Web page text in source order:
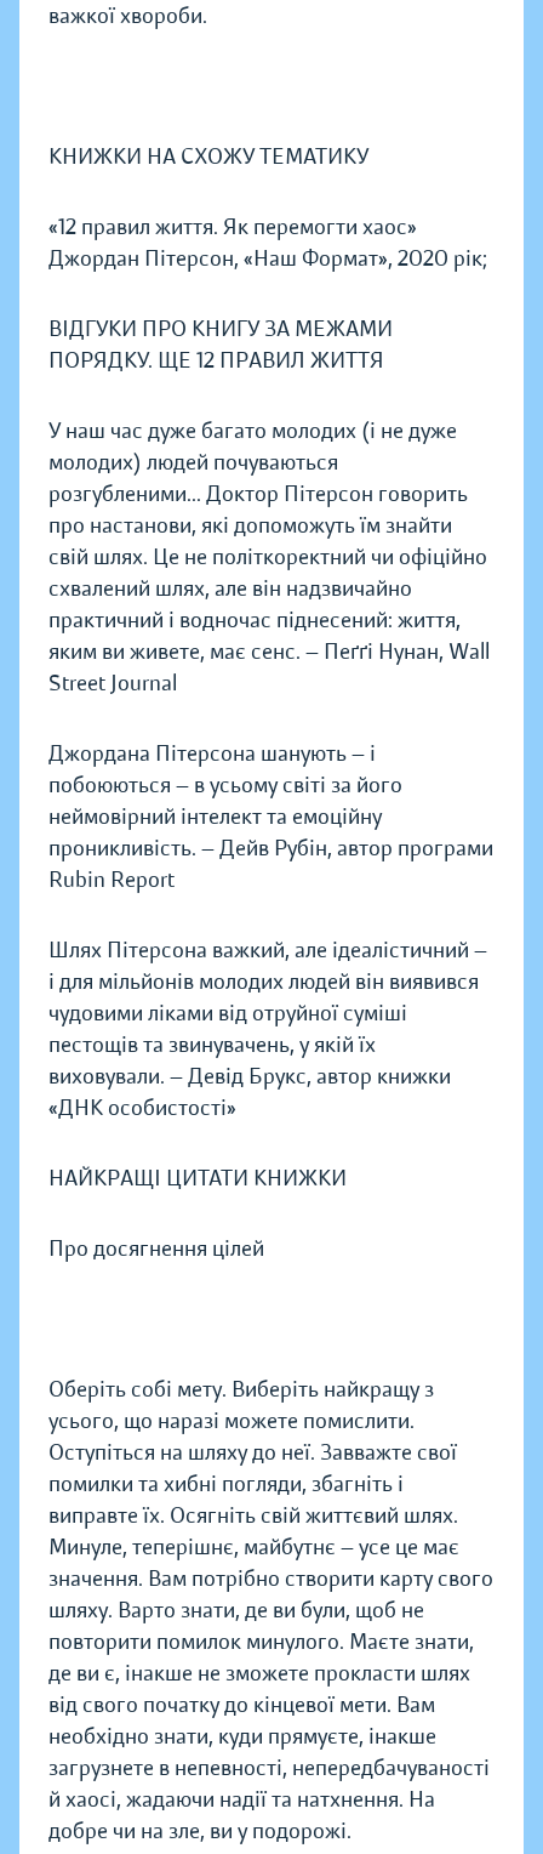
важкої хвороби.
КНИЖКИ НА СХОЖУ ТЕМАТИКУ
«12 правил життя. Як перемогти хаос»
Джордан Пітерсон, «Наш Формат», 2020 рік;
ВІДГУКИ ПРО КНИГУ ЗА МЕЖАМИ
ПОРЯДКУ. ЩЕ 12 ПРАВИЛ ЖИТТЯ
У наш час дуже багато молодих (і не дуже
молодих) людей почуваються
розгубленими... Доктор Пітерсон говорить
про настанови, які допоможуть їм знайти
свій шлях. Це не політкоректний чи офіційно
схвалений шлях, але він надзвичайно
практичний і водночас піднесений: життя,
яким ви живете, має сенс. — Пеґґі Нунан, Wall
Street Journal
Джордана Пітерсона шанують — і
побоюються — в усьому світі за його
неймовірний інтелект та емоційну
проникливість. — Дейв Рубін, автор програми
Rubin Report
Шлях Пітерсона важкий, але ідеалістичний —
і для мільйонів молодих людей він виявився
чудовими ліками від отруйної суміші
пестощів та звинувачень, у якій їх
виховували. — Девід Брукс, автор книжки
«ДНК особистості»
НАЙКРАЩІ ЦИТАТИ КНИЖКИ
Про досягнення цілей
Оберіть собі мету. Виберіть найкращу з
усього, що наразі можете помислити.
Оступіться на шляху до неї. Завважте свої
помилки та хибні погляди, збагніть і
виправте їх. Осягніть свій життєвий шлях.
Минуле, теперішнє, майбутнє — усе це має
значення. Вам потрібно створити карту свого
шляху. Варто знати, де ви були, щоб не
повторити помилок минулого. Маєте знати,
де ви є, інакше не зможете прокласти шлях
від свого початку до кінцевої мети. Вам
необхідно знати, куди прямуєте, інакше
загрузнете в непевності, непередбачуваності
й хаосі, жадаючи надії та натхнення. На
добре чи на зле, ви у подорожі.